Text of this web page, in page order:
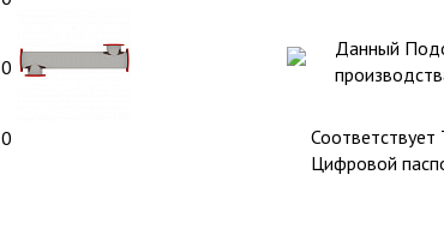
Данный
Цифровой